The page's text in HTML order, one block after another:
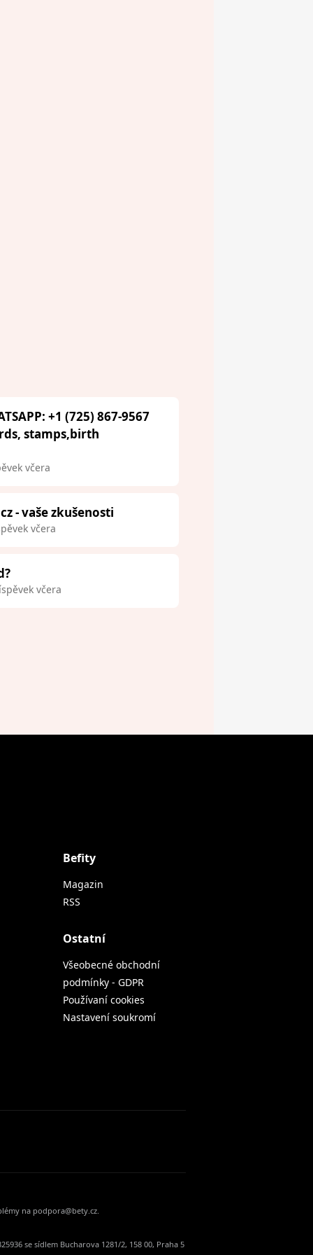
+1 (725) 867-9567
stamps,birth
včera
- vaše zkušenosti
včera
včera
Befity
Magazin
RSS
Ostatní
Všeobecné obchodní
podmínky - GDPR
Používaní cookies
Nastavení soukromí
na podpora@bety.cz.
se sídlem Bucharova 1281/2, 158 00, Praha 5